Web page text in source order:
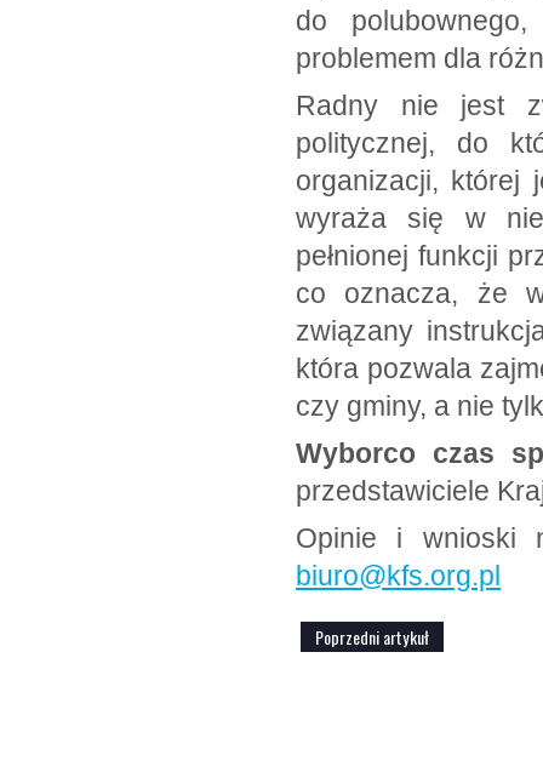
do
problemem dla
Radny nie jest
politycznej, do
organizacji, której
wyraża się w
pełnionej funkcji
co oznacza, że
związany
która pozwala
czy gminy, a nie
Wyborco czas
przedstawiciele
Opinie i wnioski
biuro@kfs.org.pl
Poprzedni artykuł